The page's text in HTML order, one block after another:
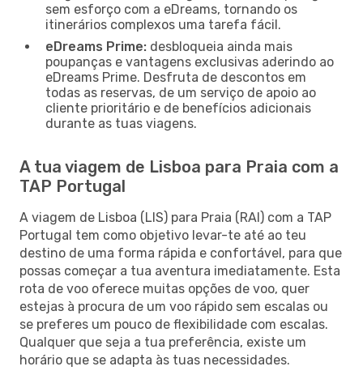
sem esforço com a eDreams, tornando os
itinerários complexos uma tarefa fácil.
eDreams Prime: desbloqueia ainda mais
poupanças e vantagens exclusivas aderindo ao
eDreams Prime. Desfruta de descontos em
todas as reservas, de um serviço de apoio ao
cliente prioritário e de benefícios adicionais
durante as tuas viagens.
A tua viagem de Lisboa para Praia com a
TAP Portugal
A viagem de Lisboa (LIS) para Praia (RAI) com a TAP
Portugal tem como objetivo levar-te até ao teu
destino de uma forma rápida e confortável, para que
possas começar a tua aventura imediatamente. Esta
rota de voo oferece muitas opções de voo, quer
estejas à procura de um voo rápido sem escalas ou
se preferes um pouco de flexibilidade com escalas.
Qualquer que seja a tua preferência, existe um
horário que se adapta às tuas necessidades.